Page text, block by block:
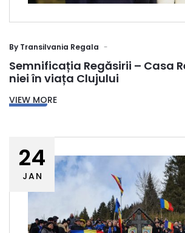
By Transilvania Regala
Semnificația Regăsirii – Casa
niei în viața Clujului
VIEW MORE
24
JAN